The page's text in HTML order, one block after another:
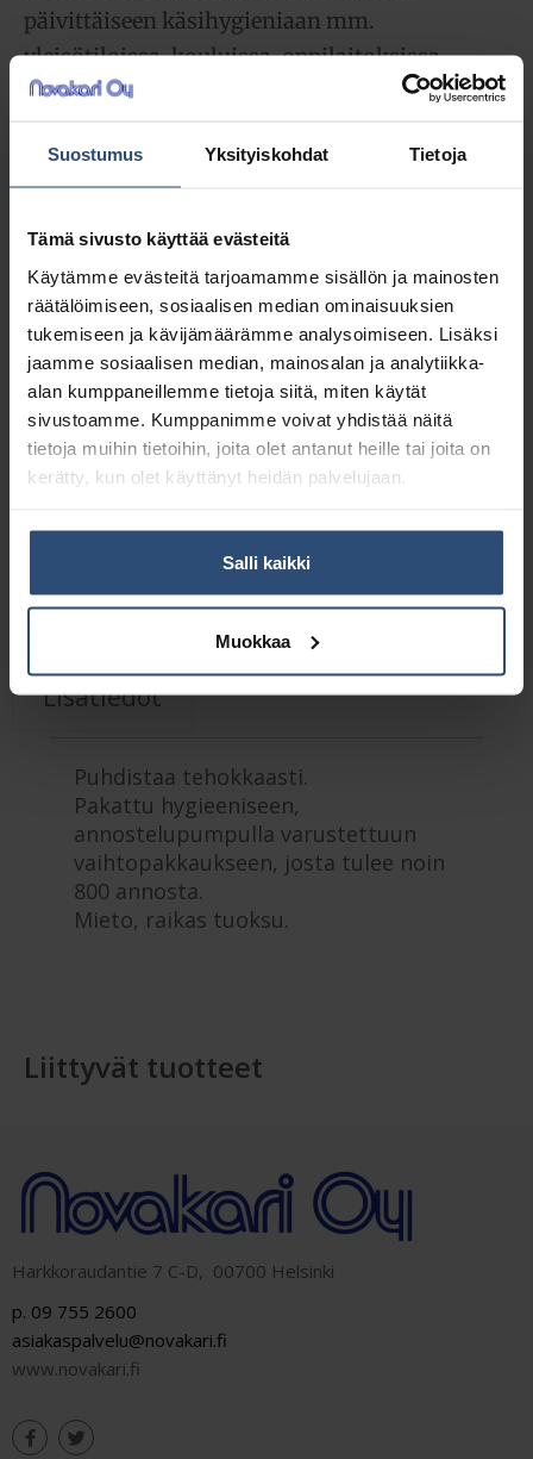
Suostumus Yksityiskohdat Tietoja
Tämä sivusto käyttää evästeitä
Käytämme evästeitä tarjoamamme sisällön ja mainosten
räätälöimiseen, sosiaalisen median ominaisuuksien
tukemiseen ja kävijämäärämme analysoimiseen. Lisäksi
jaamme sosiaalisen median, mainosalan ja analytiikka-
alan kumppaneillemme tietoja siitä, miten käytät
sivustoamme. Kumppanimme voivat yhdistää näitä
tietoja muihin tietoihin, joita olet antanut heille tai joita on
kerätty, kun olet käyttänyt heidän palvelujaan.
Salli kaikki
Muokkaa
päivittäiseen käsihygieniaan mm.
yleisötiloissa, kouluissa, oppilaitoksissa,
toimistoissa, ravintoloissa. Tuotteen
annostelijaa. Mieto, sinertävä
53,40€ alv 0%
(67,02€ sis. alv 25.5%)
LISÄÄ OSTOSKORIIN
Yhteensä: 53,40 €
Osasto:Saippua-annostelijapakkaukset
Kuvaus
Lisätiedot
Puhdistaa tehokkaasti.
Pakattu hygieeniseen,
annostelupumpulla varustettuun
vaihtopakkaukseen, josta tulee noin
800 annosta.
Mieto, raikas tuoksu.
Liittyvät tuotteet
Harkkoraudantie 7 C-D, 00700 Helsinki
p. 09 755 2600
asiakaspalvelu@novakari.fi
www.novakari.fi